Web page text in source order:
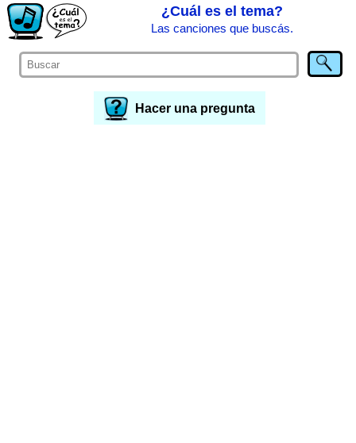
¿Cuál es el tema?
Las canciones que buscás.
Hacer una pregunta